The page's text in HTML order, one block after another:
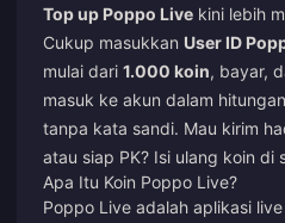
Top up Poppo Live kini lebih
Cukup masukkan User ID
mulai dari 1.000 koin, bayar,
masuk ke akun dalam
tanpa kata sandi. Mau kirim
atau siap PK? Isi ulang koin di
Apa Itu Koin Poppo Live?
Poppo Live adalah aplikasi